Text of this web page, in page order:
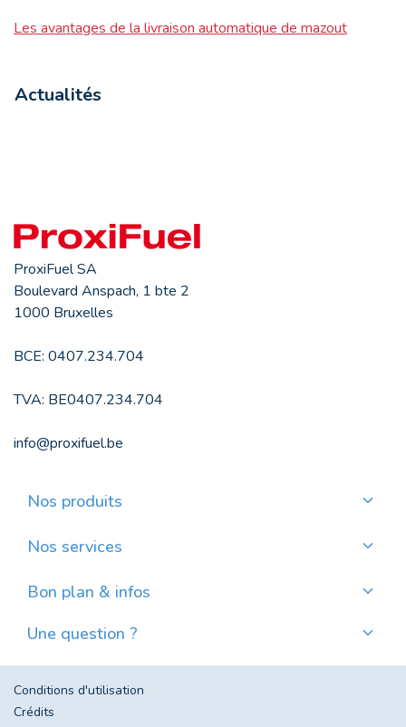
Les avantages de la livraison automatique de mazout
Actualités
ProxiFuel SA
Boulevard Anspach, 1 bte 2
1000 Bruxelles
BCE: 0407.234.704
TVA: BE0407.234.704
info@proxifuel.be
Nos produits
Commander des pellets de qualité
Nos services
Où trouver mes pellets ?
Bon plan & infos
Évolution du prix du mazout en Belgique
Une question ?
Conditions d'utilisation
Crédits